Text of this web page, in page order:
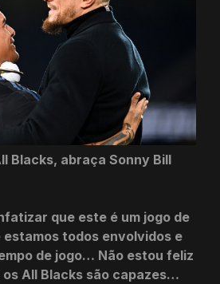
Blacks, abraça Sonny Bill
que este é um jogo de
estamos todos envolvidos e
de jogo… Não estou feliz
os All Blacks são capazes…